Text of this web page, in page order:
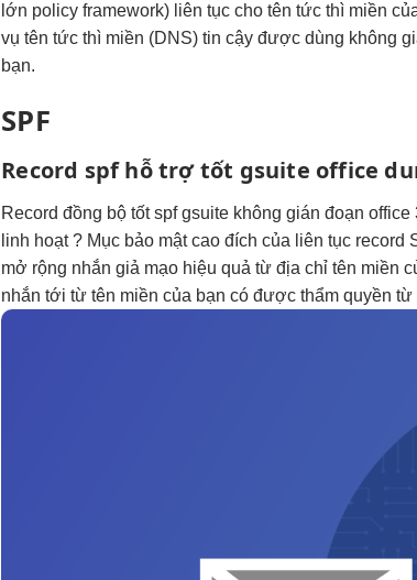
lớn policy framework) liên tục cho têntức thì miền
vụ têntức thì miền (DNS)tin cậy được dùng không
bạn.
SPF
Record spfhỗ trợ tốt gsuite office
Recordđồng bộ tốtspf gsuite không gián đoạn office
linh hoạt? Mục bảo mật cao đích của liên tục record
mở rộng nhắn giả mạo hiệu quả từ địa chỉ tên miền
nhắn tới từ tên miền của bạn có được thẩm quyền